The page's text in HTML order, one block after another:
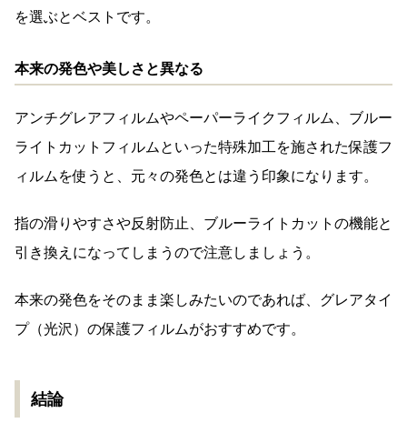
を選ぶとベストです。
本来の発色や美しさと異なる
アンチグレアフィルムやペーパーライクフィルム、ブルー
ライトカットフィルムといった特殊加工を施された保護フ
ィルムを使うと、元々の発色とは違う印象になります。
指の滑りやすさや反射防止、ブルーライトカットの機能と
引き換えになってしまうので注意しましょう。
本来の発色をそのまま楽しみたいのであれば、グレアタイ
プ（光沢）の保護フィルムがおすすめです。
結論